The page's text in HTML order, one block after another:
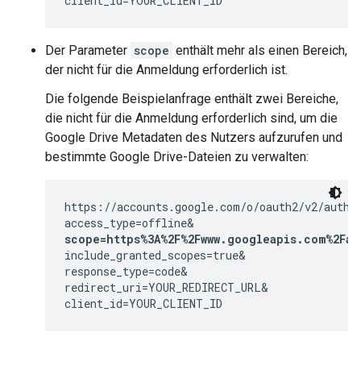
Der Parameter scope enthält mehr als einen Bereich,
der nicht für die Anmeldung erforderlich ist.
Die folgende Beispielanfrage enthält zwei Bereiche,
die nicht für die Anmeldung erforderlich sind, um die
Google Drive Metadaten des Nutzers aufzurufen und
bestimmte Google Drive-Dateien zu verwalten:
https://accounts.google.com/o/oauth2/v2/auth?
include_granted_scopes=true&
response_type=code&
redirect_uri=YOUR_REDIRECT_URL&
client_id=YOUR_CLIENT_ID